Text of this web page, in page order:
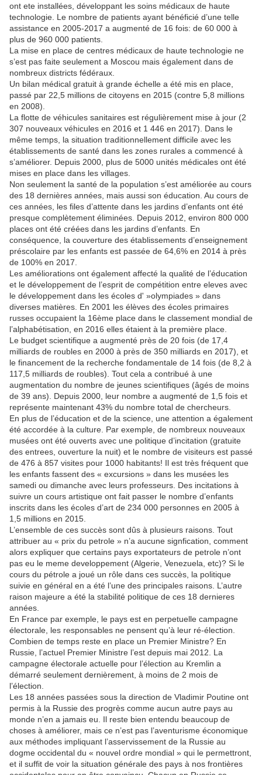
ont ete installées, développant les soins médicaux de haute
technologie. Le nombre de patients ayant bénéficié d’une telle
assistance en 2005-2017 a augmenté de 16 fois: de 60 000 à
plus de 960 000 patients.
La mise en place de centres médicaux de haute technologie ne
s’est pas faite seulement a Moscou mais également dans de
nombreux districts fédéraux.
Un bilan médical gratuit à grande échelle a été mis en place,
passé par 22,5 millions de citoyens en 2015 (contre 5,8 millions
en 2008).
La flotte de véhicules sanitaires est régulièrement mise à jour (2
307 nouveaux véhicules en 2016 et 1 446 en 2017). Dans le
même temps, la situation traditionnellement difficile avec les
établissements de santé dans les zones rurales a commencé à
s’améliorer. Depuis 2000, plus de 5000 unités médicales ont été
mises en place dans les villages.
Non seulement la santé de la population s’est améliorée au cours
des 18 dernières années, mais aussi son éducation. Au cours de
ces années, les files d’attente dans les jardins d’enfants ont été
presque complètement éliminées. Depuis 2012, environ 800 000
places ont été créées dans les jardins d’enfants. En
conséquence, la couverture des établissements d’enseignement
préscolaire par les enfants est passée de 64,6% en 2014 à près
de 100% en 2017.
Les améliorations ont également affecté la qualité de l’éducation
et le développement de l’esprit de compétition entre eleves avec
le développement dans les écoles d' »olympiades » dans
diverses matières. En 2001 les élèves des écoles primaires
russes occupaient la 16ème place dans le classement mondial de
l’alphabétisation, en 2016 elles étaient à la première place.
Le budget scientifique a augmenté près de 20 fois (de 17,4
milliards de roubles en 2000 à près de 350 milliards en 2017), et
le financement de la recherche fondamentale de 14 fois (de 8,2 à
117,5 milliards de roubles). Tout cela a contribué à une
augmentation du nombre de jeunes scientifiques (âgés de moins
de 39 ans). Depuis 2000, leur nombre a augmenté de 1,5 fois et
représente maintenant 43% du nombre total de chercheurs.
En plus de l’éducation et de la science, une attention a également
été accordée à la culture. Par exemple, de nombreux nouveaux
musées ont été ouverts avec une politique d’incitation (gratuite
des entrees, ouverture la nuit) et le nombre de visiteurs est passé
de 476 à 857 visites pour 1000 habitants! Il est très fréquent que
les enfants fassent des « excursions » dans les musées les
samedi ou dimanche avec leurs professeurs. Des incitations à
suivre un cours artistique ont fait passer le nombre d’enfants
inscrits dans les écoles d’art de 234 000 personnes en 2005 à
1,5 millions en 2015.
L’ensemble de ces succès sont dûs à plusieurs raisons. Tout
attribuer au « prix du petrole » n’a aucune signfication, comment
alors expliquer que certains pays exportateurs de petrole n’ont
pas eu le meme developpement (Algerie, Venezuela, etc)? Si le
cours du pétrole a joué un rôle dans ces succès, la politique
suivie en général en a été l’une des principales raisons. L’autre
raison majeure a été la stabilité politique de ces 18 dernieres
années.
En France par exemple, le pays est en perpetuelle campagne
électorale, les responsables ne pensent qu’à leur ré-élection.
Combien de temps reste en place un Premier Ministre? En
Russie, l’actuel Premier Ministre l’est depuis mai 2012. La
campagne électorale actuelle pour l’élection au Kremlin a
démarré seulement dernièrement, à moins de 2 mois de
l’élection.
Les 18 années passées sous la direction de Vladimir Poutine ont
permis à la Russie des progrès comme aucun autre pays au
monde n’en a jamais eu. Il reste bien entendu beaucoup de
choses à améliorer, mais ce n’est pas l’aventurisme économique
aux méthodes impliquant l’asservissement de la Russie au
dogme occidental du « nouvel ordre mondial » qui le permettront,
et il suffit de voir la situation générale des pays à nos frontières